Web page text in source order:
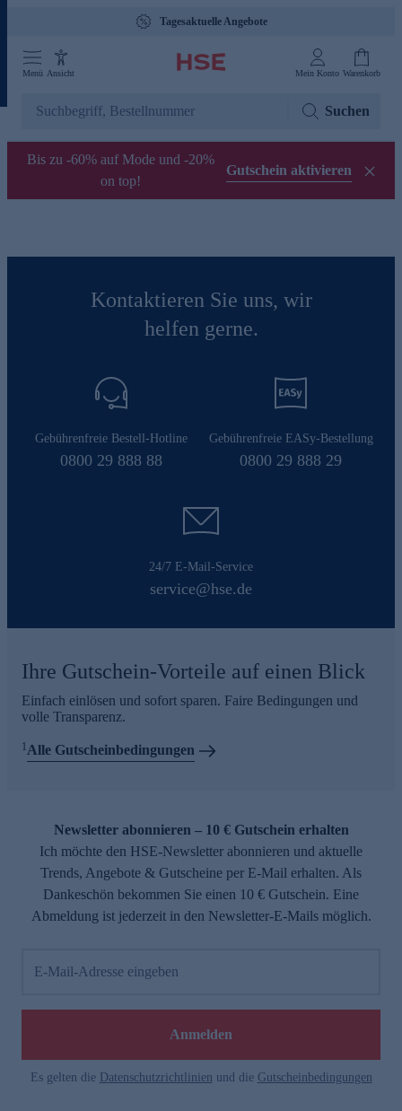
Tagesaktuelle Angebote
Menü Ansicht Mein Konto Warenkorb
Suchen
Bis zu -60% auf Mode und -20%
on top!
Gutschein aktivieren
Kontaktieren Sie uns, wir
helfen gerne.
Gebührenfreie Bestell-Hotline
0800 29 888 88
Gebührenfreie EASy-Bestellung
0800 29 888 29
24/7 E-Mail-Service
service@hse.de
Ihre Gutschein-Vorteile auf einen Blick
Einfach einlösen und sofort sparen. Faire Bedingungen und
volle Transparenz.
1Alle Gutscheinbedingungen
Newsletter abonnieren – 10 € Gutschein erhalten
Ich möchte den HSE-Newsletter abonnieren und aktuelle
Trends, Angebote & Gutscheine per E-Mail erhalten. Als
Dankeschön bekommen Sie einen 10 € Gutschein. Eine
Abmeldung ist jederzeit in den Newsletter-E-Mails möglich.
E-Mail-Adresse eingeben
Anmelden
Es gelten die Datenschutzrichtlinien und die Gutscheinbedingungen